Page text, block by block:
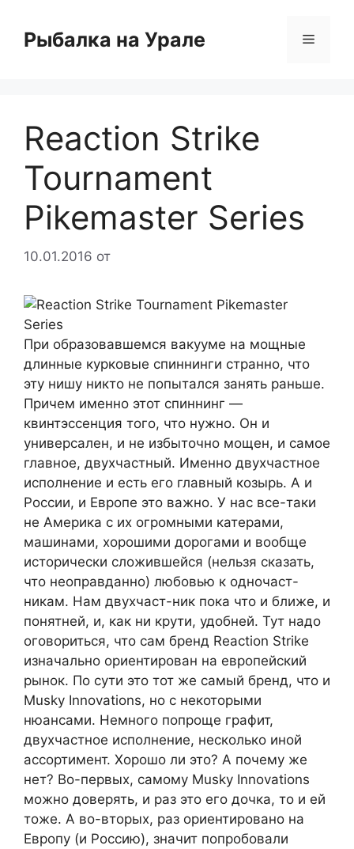
содержимому
Рыбалка на Урале Меню
Reaction Strike
Tournament
Pikemaster Series
10.01.2016 от
При образовавшемся вакууме на мощные
длинные курковые спиннинги странно, что
эту нишу никто не попытался занять раньше.
Причем именно этот спиннинг —
квинтэссенция того, что нужно. Он и
универсален, и не избыточно мощен, и самое
главное, двухчастный. Именно двухчастное
исполнение и есть его главный козырь. А и
России, и Европе это важно. У нас все-таки
не Америка с их огромными катерами,
машинами, хорошими дорогами и вообще
исторически сложившейся (нельзя сказать,
что неоправданно) любовью к одночаст-
никам. Нам двухчаст-ник пока что и ближе, и
понятней, и, как ни крути, удобней. Тут надо
оговориться, что сам бренд Reaction Strike
изначально ориентирован на европейский
рынок. По сути это тот же самый бренд, что и
Musky Innovations, но с некоторыми
нюансами. Немного попроще графит,
двухчастное исполнение, несколько иной
ассортимент. Хорошо ли это? А почему же
нет? Во-первых, самому Musky Innovations
можно доверять, и раз это его дочка, то и ей
тоже. А во-вторых, раз ориентировано на
Европу (и Россию), значит попробовали